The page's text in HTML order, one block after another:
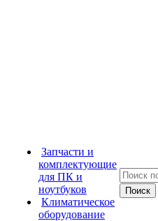
Запчасти и
комплектующие
для ПК и
ноутбуков
Климатическое
оборудование